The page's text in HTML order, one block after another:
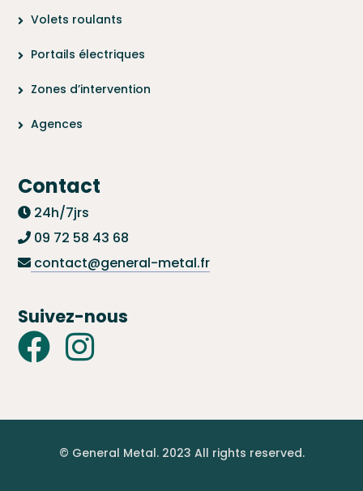
Volets roulants
Portails électriques
Zones d’intervention
Agences
Contact
24h/7jrs
09 72 58 43 68
contact@general-metal.fr
Suivez-nous
© General Metal. 2023 All rights reserved.